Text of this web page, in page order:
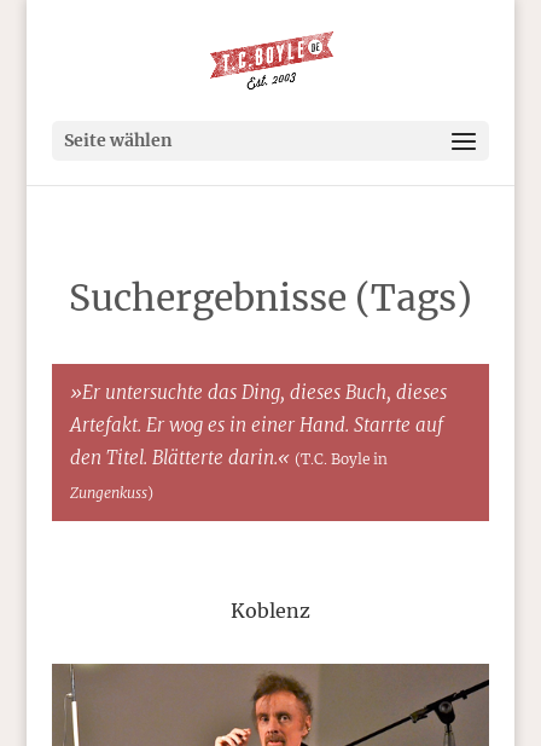
Seite wählen
Suchergebnisse (Tags)
»Er untersuchte das Ding, dieses Buch, dieses
Artefakt. Er wog es in einer Hand. Starrte auf
den Titel. Blätterte darin.« (T.C. Boyle in
Zungenkuss)
Koblenz